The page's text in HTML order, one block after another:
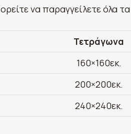
να παραγγείλετε όλα
Τετράγωνα
160×160εκ.
200×200εκ.
240×240εκ.